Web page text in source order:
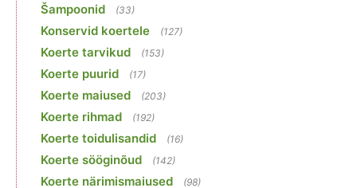
Šampoonid (33)
Konservid koertele (127)
Koerte tarvikud (153)
Koerte puurid (17)
Koerte maiused (203)
Koerte rihmad (192)
Koerte toidulisandid (16)
Koerte sööginõud (142)
Koerte närimismaiused (98)